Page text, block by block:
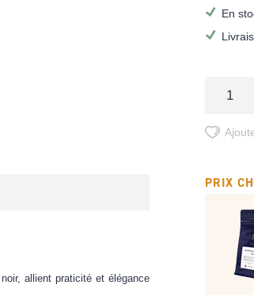
En
allient praticité et élégance
PRIX